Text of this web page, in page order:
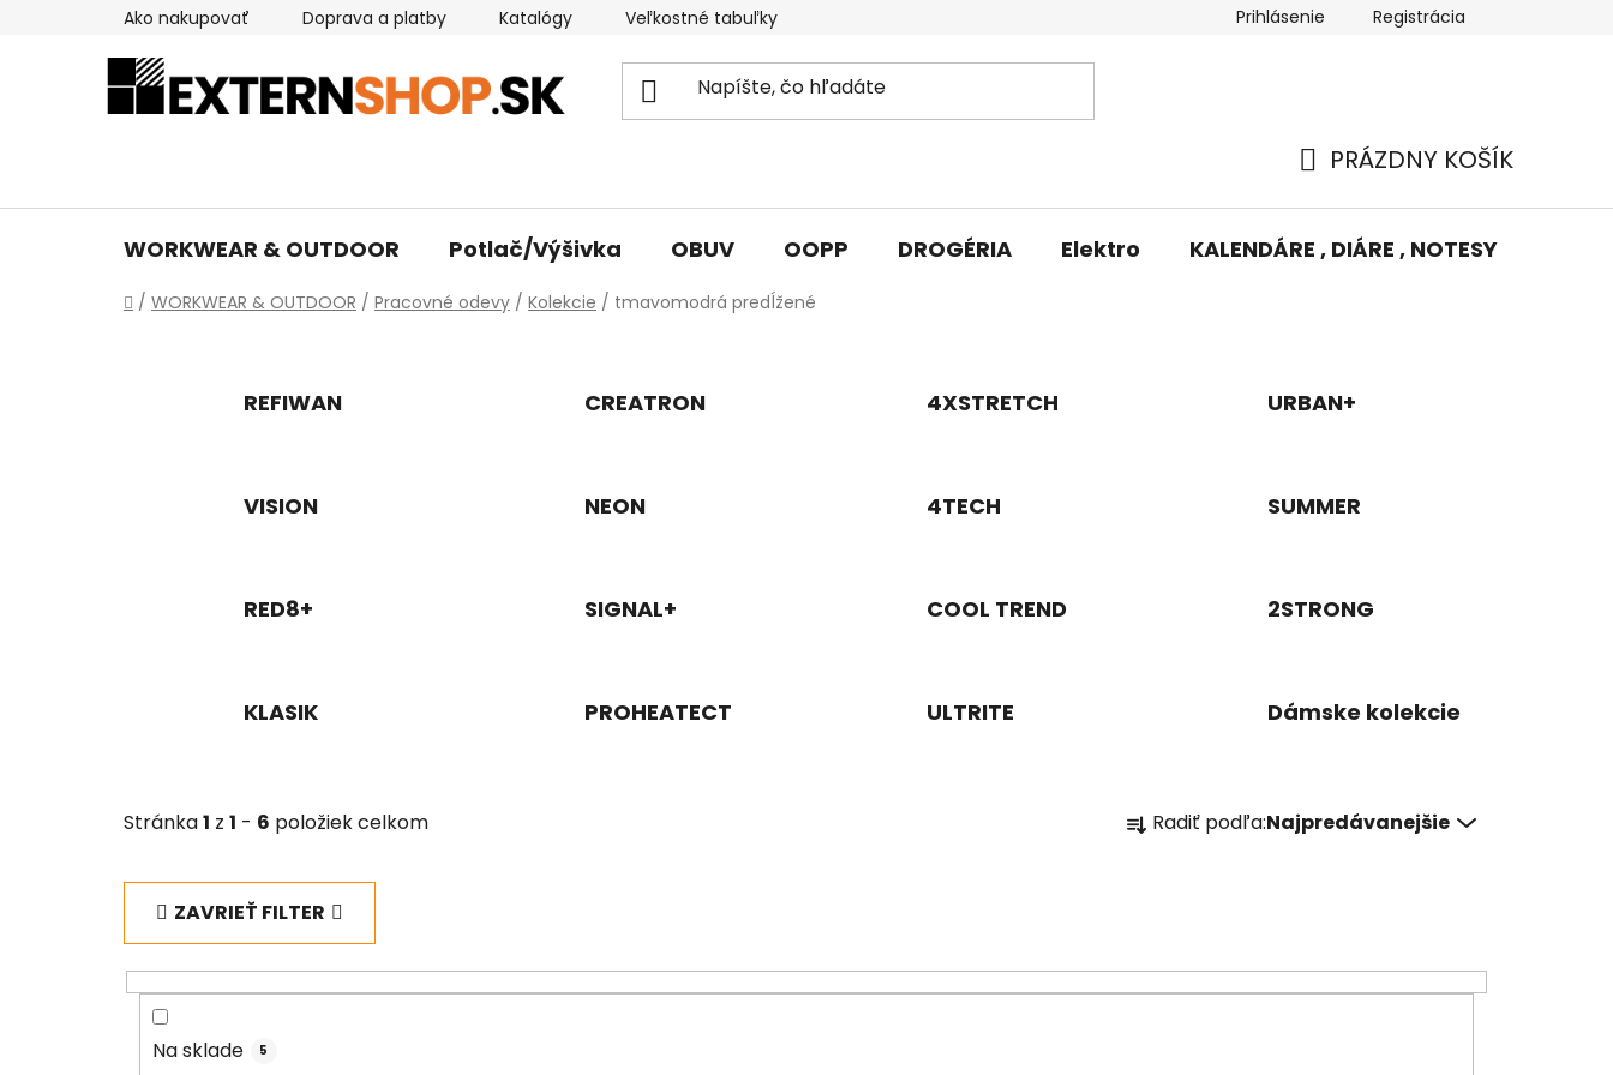
Ako nakupovať Doprava a platby Katalógy Veľkostné tabuľky Výmena tovaru Odstúpenie od
Prihlásenie Registrácia
KOŠÍK
PRÁZDNY KOŠÍK
WORKWEAR & OUTDOOR Potlač/Výšivka OBUV OOPP DROGÉRIA Elektro KALENDÁRE , DIÁRE , NOTESY
Domov
/ WORKWEAR & OUTDOOR / Pracovné odevy / Kolekcie / tmavomodrá predĺžené
REFIWAN CREATRON 4XSTRETCH URBAN+
VISION NEON 4TECH SUMMER
RED8+ SIGNAL+ COOL TREND 2STRONG
KLASIK PROHEATECT ULTRITE Dámske kolekcie
Stránka1 z 1 - 6 položiek celkom a
i
e
Radiť podľa:Najpredávanejšie
ZAVRIEŤ FILTER
Na sklade 5